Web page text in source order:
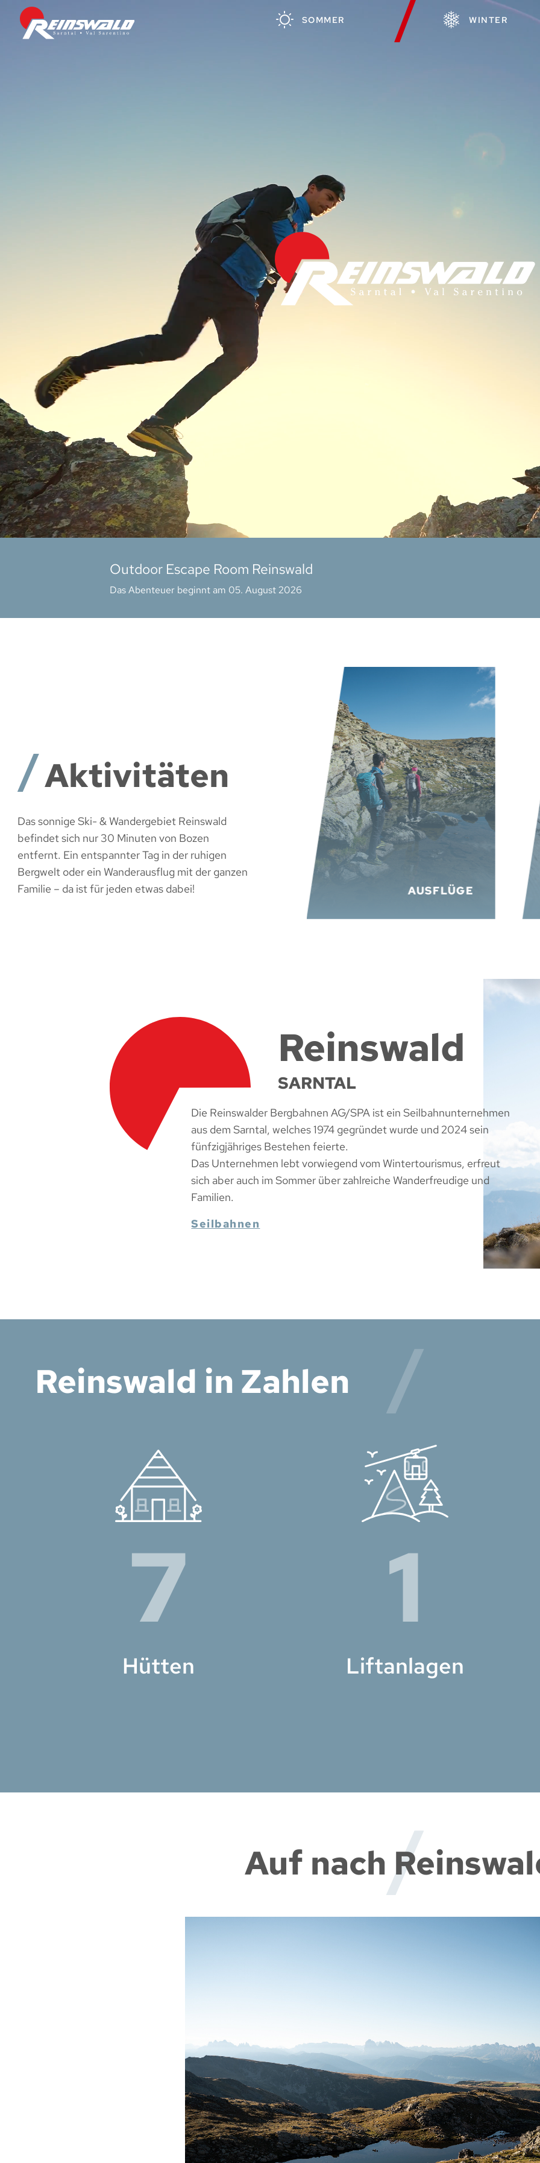
SOMMER WINTER
Outdoor Escape Room Reinswald
Das Abenteuer beginnt am 05. August 2026
Aktivitäten
Das sonnige Ski- & Wandergebiet Reinswald
befindet sich nur 30 Minuten von Bozen
entfernt. Ein entspannter Tag in der ruhigen
Bergwelt oder ein Wanderausflug mit der ganzen
Familie – da ist für jeden etwas dabei!PARAGLIDING AUSFLÜGE
Reinswald
SARNTAL
Die Reinswalder Bergbahnen AG/SPA ist ein Seilbahnunternehmen
aus dem Sarntal, welches 1974 gegründet wurde und 2024 sein
fünfzigjähriges Bestehen feierte.
Das Unternehmen lebt vorwiegend vom Wintertourismus, erfreut
sich aber auch im Sommer über zahlreiche Wanderfreudige und
Familien.
Seilbahnen
Reinswald in Zahlen
7
Hütten
1
Liftanlagen
Auf nach